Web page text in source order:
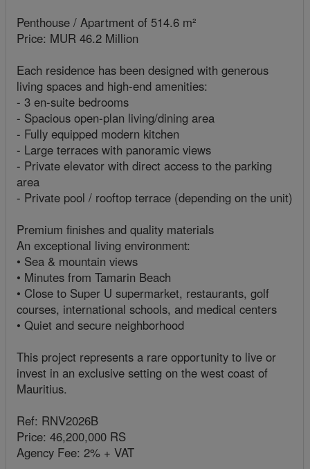
Penthouse / Apartment of 514.6 m²
Price: MUR 46.2 Million
Each residence has been designed with generous
living spaces and high-end amenities:
- 3 en-suite bedrooms
- Spacious open-plan living/dining area
- Fully equipped modern kitchen
- Large terraces with panoramic views
- Private elevator with direct access to the parking
area
- Private pool / rooftop terrace (depending on the unit)
Premium finishes and quality materials
An exceptional living environment:
• Sea & mountain views
• Minutes from Tamarin Beach
• Close to Super U supermarket, restaurants, golf
courses, international schools, and medical centers
• Quiet and secure neighborhood
This project represents a rare opportunity to live or
invest in an exclusive setting on the west coast of
Mauritius.
Ref: RNV2026B
Price: 46,200,000 RS
Agency Fee: 2% + VAT